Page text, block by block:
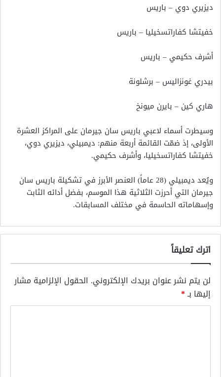
ديزيري دوي – باريس
خفيتشا كفاراتسخيليا – باريس
أشرف حكيمي – باريس
بيدري غونزاليس – برشلونة
هاري كين – بايرن ميونخ
وسيطرت أسماء لاعبي باريس سان جيرمان على المراكز العشرة
الأولى، إذ ضمّت القائمة أربعة منهم: ديمبيلي، ديزيري دوي،
خفيتشا كفاراتسخيليا، وأشرف حكيمي.
ويُعد ديمبيلي (28 عاماً) العنصر الأبرز في تشكيلة باريس سان
جيرمان التي أحرزت الثلاثية هذا الموسم، بفضل أدائه الثابت
وإسهاماته الحاسمة في مختلف المسابقات.
اترك تعليقاً
لن يتم نشر عنوان بريدك الإلكتروني. الحقول الإلزامية مشار
إليها بـ*